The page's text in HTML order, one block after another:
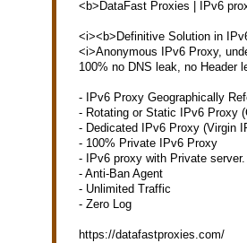
<b>DataFast Proxies | IPv6
<i><b>Definitive Solution in
<i>Anonymous IPv6 Proxy,
100% no DNS leak, no Header
- IPv6 Proxy Geographically
- Rotating or Static IPv6 Proxy
- Dedicated IPv6 Proxy (Virgin
- 100% Private IPv6 Proxy
- IPv6 proxy with Private server.
- Anti-Ban Agent
- Unlimited Traffic
- Zero Log
https://datafastproxies.com/